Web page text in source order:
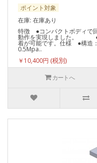
ポイント対象
在庫: 在庫あり
特徴 ●コンパクトボディ
動作を実現しました。 ●
着が可能です。仕様 ●構
0.5Mpa..
￥10,400円
カートへ